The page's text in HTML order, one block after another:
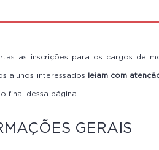
Pesquisa - TEPP
Intercâmbio Internacional
Empreendedorismo
Avisos de
Material
as inscrições para os cargos de
alunos interessados leiam com
final dessa página.
GERAIS